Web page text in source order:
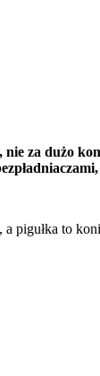
za dużo
to